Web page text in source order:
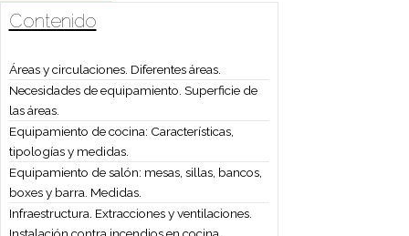
Contenido
Áreas y circulaciones. Diferentes áreas.
Necesidades de equipamiento. Superficie de
las áreas.
Equipamiento de cocina: Características,
tipologías y medidas.
Equipamiento de salón: mesas, sillas, bancos,
boxes y barra. Medidas.